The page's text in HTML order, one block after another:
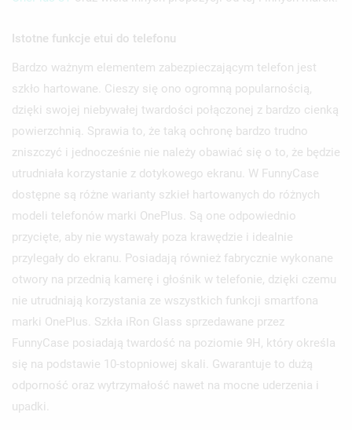
Istotne funkcje etui do telefonu
Bardzo ważnym elementem zabezpieczającym telefon jest
szkło hartowane. Cieszy się ono ogromną popularnością,
dzięki swojej niebywałej twardości połączonej z bardzo cienką
powierzchnią. Sprawia to, że taką ochronę bardzo trudno
zniszczyć i jednocześnie nie należy obawiać się o to, że będzie
utrudniała korzystanie z dotykowego ekranu. W FunnyCase
dostępne są różne warianty szkieł hartowanych do różnych
modeli telefonów marki OnePlus. Są one odpowiednio
przycięte, aby nie wystawały poza krawędzie i idealnie
przylegały do ekranu. Posiadają również fabrycznie wykonane
otwory na przednią kamerę i głośnik w telefonie, dzięki czemu
nie utrudniają korzystania ze wszystkich funkcji smartfona
marki OnePlus. Szkła iRon Glass sprzedawane przez
FunnyCase posiadają twardość na poziomie 9H, który określa
się na podstawie 10-stopniowej skali. Gwarantuje to dużą
odporność oraz wytrzymałość nawet na mocne uderzenia i
upadki.